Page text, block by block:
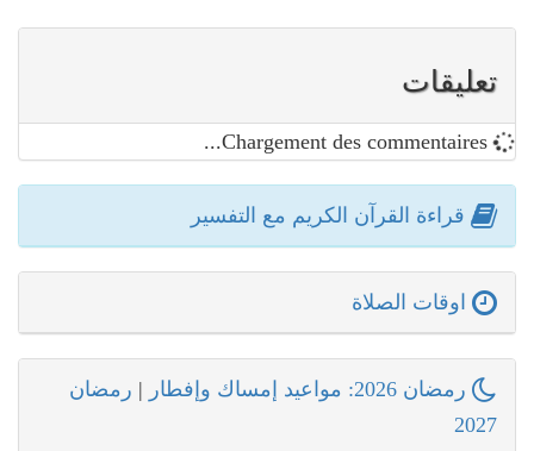
تعليقات
Chargement des commentaires...
قراءة القرآن الكريم مع التفسير
اوقات الصلاة
رمضان 2026: مواعيد إمساك وإفطار | رمضان
2027